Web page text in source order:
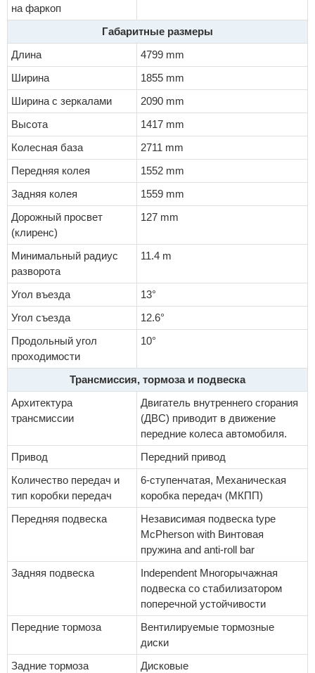
на фаркоп
Габаритные размеры
Длина
4799 mm
Ширина
1855 mm
Ширина с зеркалами
2090 mm
Высота
1417 mm
Колесная база
2711 mm
Передняя колея
1552 mm
Задняя колея
1559 mm
Дорожный просвет
(клиренс)
127 mm
Минимальный радиус
разворота
11.4 m
Угол въезда
13°
Угол съезда
12.6°
Продольный угол
проходимости
10°
Трансмиссия, тормоза и подвеска
Архитектура
трансмиссии
Двигатель внутреннего сгорания
(ДВС) приводит в движение
передние колеса автомобиля.
Привод
Передний привод
Количество передач и
тип коробки передач
6-ступенчатая, Механическая
коробка передач (МКПП)
Передняя подвеска
Независимая подвеска type
McPherson with Винтовая
пружина and anti-roll bar
Задняя подвеска
Independent Многорычажная
подвеска со стабилизатором
поперечной устойчивости
Передние тормоза
Вентилируемые тормозные
диски
Задние тормоза
Дисковые